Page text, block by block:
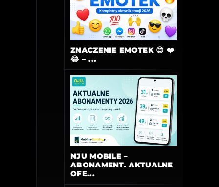
ZNACZENIE EMOTEK 😊 ❤️
😂 – ...
NJU MOBILE –
ABONAMENT. AKTUALNE
OFE...